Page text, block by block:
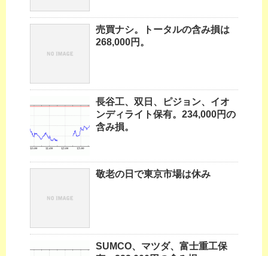
売買ナシ。トータルの含み損は
268,000円。
長谷工、双日、ピジョン、イオ
ンディライト保有。234,000円の
含み損。
敬老の日で東京市場は休み
SUMCO、マツダ、富士重工保